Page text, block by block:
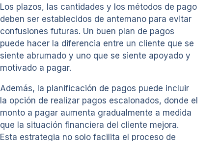
Los plazos, las cantidades y los métodos de pago
deben ser establecidos de antemano para evitar
confusiones futuras. Un buen plan de pagos
puede hacer la diferencia entre un cliente que se
siente abrumado y uno que se siente apoyado y
motivado a pagar.
Además, la planificación de pagos puede incluir
la opción de realizar pagos escalonados, donde el
monto a pagar aumenta gradualmente a medida
que la situación financiera del cliente mejora.
Esta estrategia no solo facilita el proceso de